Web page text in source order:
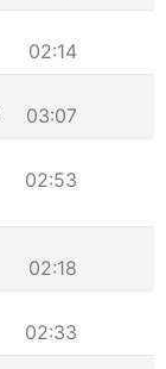
02:14
03:07
02:53
02:18
02:33